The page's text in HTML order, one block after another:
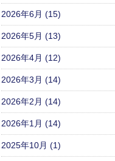
2026年6月 (15)
2026年5月 (13)
2026年4月 (12)
2026年3月 (14)
2026年2月 (14)
2026年1月 (14)
2025年10月 (1)